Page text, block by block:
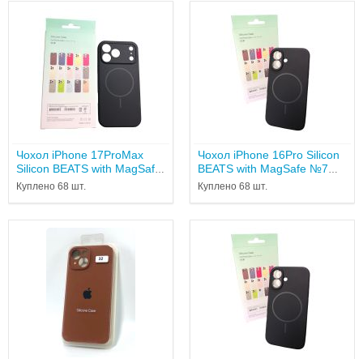
Чохол iPhone 17ProMax
Silicon BEATS with MagSafe
№7 Midnight...
Куплено 68 шт.
Чохол iPhone 16Pro Silicon
BEATS with MagSafe №7
Midnight Black...
Куплено 68 шт.